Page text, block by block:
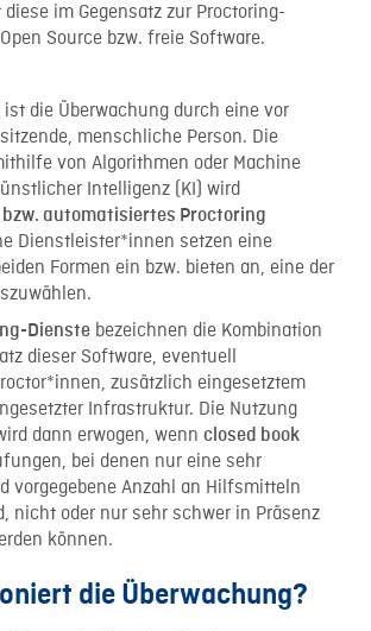
im Gegensatz zur Proctoring-
Source bzw. freie Software.
ist die Überwachung durch eine vor
menschliche Person. Die
von Algorithmen oder Machine
Intelligenz (KI) wird
automatisiertes Proctoring
Dienstleister*innen setzen eine
Formen ein bzw. bieten an, eine der
Dienste bezeichnen die Kombination
dieser Software, eventuell
zusätzlich eingesetztem
Infrastruktur. Die Nutzung
dann erwogen, wenn closed book
bei denen nur eine sehr
vorgegebene Anzahl an Hilfsmitteln
nicht oder nur sehr schwer in Präsenz
können.
die Überwachung?